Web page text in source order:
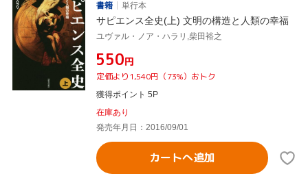
書籍
単行本
サピエンス全史(上) 文明の構造と人類の幸福
ユヴァル・ノア・ハラリ,柴田裕之
¥550円
定価より1,540円（73%）おトク
獲得ポイント 5P
在庫あり
発売年月日：2016/09/01
カートへ追加